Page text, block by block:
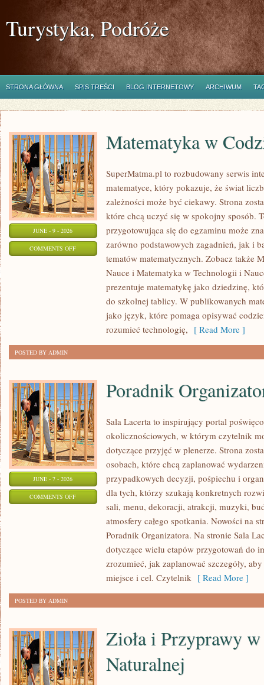
Turystyka, Podróże
STRONA GŁÓWNA SPIS TREŚCI BLOG INTERNETOWY ARCHIWUM
JUNE - 9 - 2026
COMMENTS OFFON
MATEMATYKA
CODZIENNYM
Matematyka w
SuperMatma.pl to rozbudowany serwis
matematyce, który pokazuje, że świat
zależności może być ciekawy. Strona
które chcą uczyć się w spokojny sposób.
przygotowująca się do egzaminu może
zarówno podstawowych zagadnień, jak i
tematów matematycznych. Zobacz także
Nauce i Matematyka w Technologii i
prezentuje matematykę jako dziedzinę,
do szkolnej tablicy. W publikowanych
jako język, które pomaga opisywać
rozumieć technologię, [ Read More ]
POSTED BY ADMIN
JUNE - 7 - 2026
COMMENTS OFFON
ORGANIZATORA
Poradnik
Sala Lacerta to inspirujący portal
okolicznościowych, w którym czytelnik
dotyczące przyjęć w plenerze. Strona
osobach, które chcą zaplanować
przypadkowych decyzji, pośpiechu i
dla tych, którzy szukają konkretnych
sali, menu, dekoracji, atrakcji, muzyki,
atmosfery całego spotkania. Nowości na
Poradnik Organizatora. Na stronie Sala
dotyczące wielu etapów przygotowań do
zrozumieć, jak zaplanować szczegóły,
miejsce i cel. Czytelnik [ Read More ]
POSTED BY ADMIN
Zioła i Przyprawy
Naturalnej